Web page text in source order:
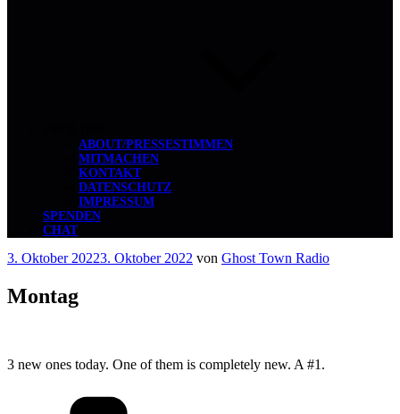
ABOUT/PRESSESTIMMEN
MITMACHEN
KONTAKT
DATENSCHUTZ
IMPRESSUM
SPENDEN
CHAT
Veröffentlicht
3. Oktober 20223. Oktober 2022 von Ghost Town Radio
Montag
3 new ones today. One of them is completely new. A #1.